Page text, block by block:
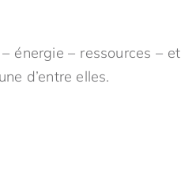
énergie – ressources – et
d’entre elles.